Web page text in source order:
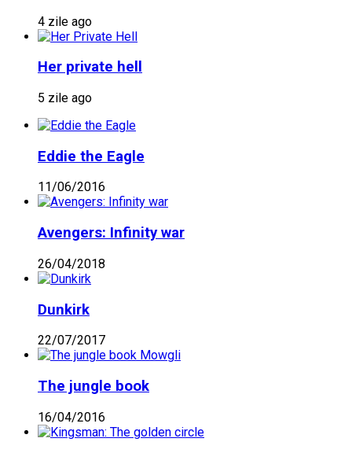
4 zile ago
Her private hell
5 zile ago
Eddie the Eagle
11/06/2016
Avengers: Infinity war
26/04/2018
Dunkirk
22/07/2017
The jungle book
16/04/2016